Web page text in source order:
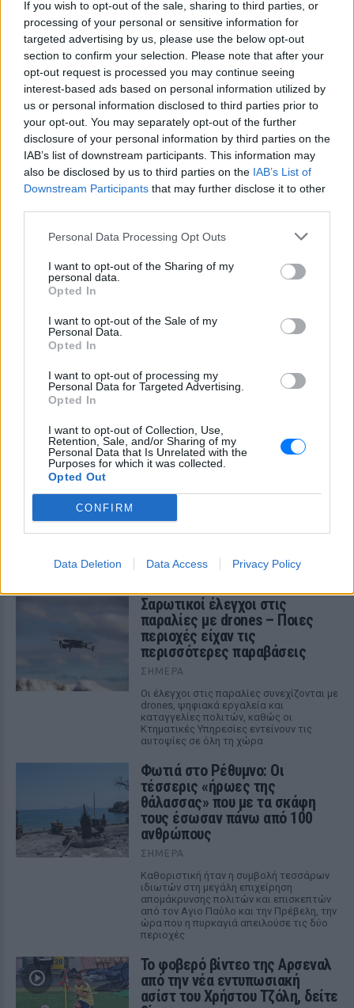
If you wish to opt-out of the sale, sharing to third parties, or
processing of your personal or sensitive information for
targeted advertising by us, please use the below opt-out
section to confirm your selection. Please note that after your
opt-out request is processed you may continue seeing
interest-based ads based on personal information utilized by
us or personal information disclosed to third parties prior to
your opt-out. You may separately opt-out of the further
disclosure of your personal information by third parties on the
IAB’s list of downstream participants. This information may
also be disclosed by us to third parties on the IAB’s List of
Downstream Participants that may further disclose it to other
Personal Data Processing Opt Outs
I want to opt-out of the Sharing of my
personal data.
Opted In
I want to opt-out of the Sale of my
Personal Data.
Opted In
I want to opt-out of processing my
Personal Data for Targeted Advertising.
Opted In
I want to opt-out of Collection, Use,
Retention, Sale, and/or Sharing of my
Personal Data that Is Unrelated with the
Purposes for which it was collected.
Opted Out
CONFIRM
Data Deletion Data Access Privacy Policy
και μάθετε πρώτοιτα πιο hot νέα.
Για ακόμη περισσότερανέα, μπείτε στηνροή
ειδήσεωντου E-Daily.gr
Ακολουθήστε το E-Radio.gr και στο Instagram
ΔΙΑΦΗΜΙΣΗ
ΔΕΙΤΕ ΕΠΙΣΗΣ
ΣΤΗΝ ΙΔΙΑ ΚΑΤΗΓΟΡΙΑ
Σαρωτικοί έλεγχοι στις
παραλίες με drones – Ποιες
περιοχές είχαν τις
περισσότερες παραβάσεις
ΣΉΜΕΡΑ
Οι έλεγχοι στις παραλίες συνεχίζονται με
drones, ψηφιακά εργαλεία και
καταγγελίες πολιτών, καθώς οι
Κτηματικές Υπηρεσίες εντείνουν τις
αυτοψίες σε όλη τη χώρα
Φωτιά στο Ρέθυμνο: Οι
τέσσερις «ήρωες της
θάλασσας» που με τα σκάφη
τους έσωσαν πάνω από 100
ανθρώπους
ΣΉΜΕΡΑ
Καθοριστική ήταν η συμβολή τεσσάρων
ιδιωτών στη μεγάλη επιχείρηση
απομάκρυνσης πολιτών και επισκεπτών
από τον Αγιο Παύλο και την Πρέβελη, την
ώρα που η πυρκαγιά απειλούσε τις δύο
περιοχές
Το φοβερό βίντεο της Αρσεναλ
από την νέα εντυπωσιακή
ασίστ του Χρήστου Τζόλη, δείτε